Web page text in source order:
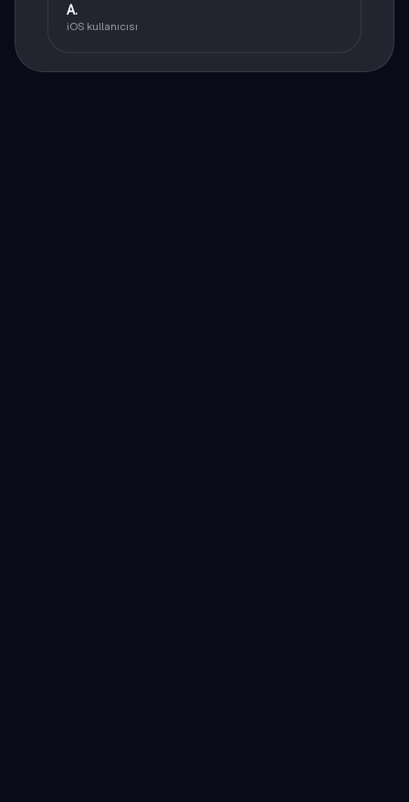
A.
iOS kullanıcısı